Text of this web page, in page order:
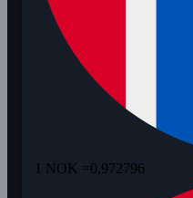
1 NOK =0,972796